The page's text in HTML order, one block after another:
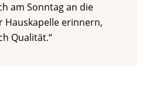
am Sonntag an die
Hauskapelle erinnern,
Qualität.“